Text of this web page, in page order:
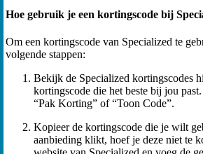
Hoe gebruik je een kortingscode bij
Om een kortingscode van Specialized te
volgende stappen:
Bekijk de Specialized kortingscodes
kortingscode die het beste bij jou
“Pak Korting” of “Toon Code”.
Kopieer de kortingscode die je wilt
aanbieding klikt, hoef je deze niet te